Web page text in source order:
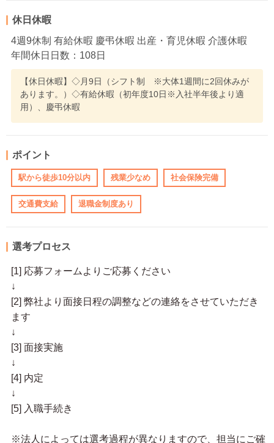
休日休暇
4週9休制 有給休暇 慶弔休暇 出産・育児休暇 介護休暇
年間休日日数：108日
【休日休暇】◇月9日（シフト制 ※大体1週間に2回休みが
あります。）◇有給休暇（初年度10日※入社半年後より適
用）、慶弔休暇
ポイント
駅から徒歩10分以内 残業少なめ 社会保険完備
交通費支給 退職金制度あり
選考プロセス
[1] 応募フォームよりご応募ください
↓
[2] 弊社より面接日程の調整などの連絡をさせていただき
ます
↓
[3] 面接実施
↓
[4] 内定
↓
[5] 入職手続き
※法人によっては選考過程が異なりますので、担当にご確